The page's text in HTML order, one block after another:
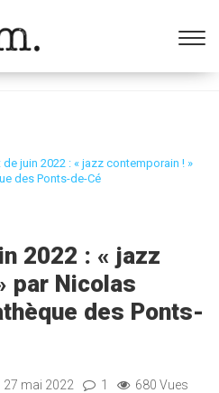
juin 2022 : « jazz contemporain ! »
des Ponts-de-Cé
2022 : « jazz
par Nicolas
des Ponts-
27 mai 2022 1 680 Vues